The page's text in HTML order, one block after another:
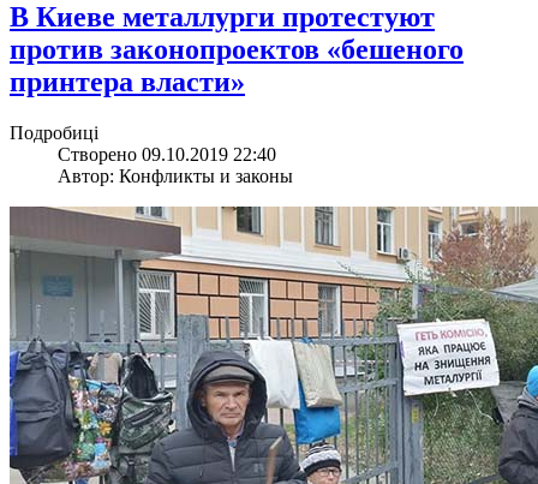
​В Киеве металлурги протестуют
против законопроектов «бешеного
принтера власти»
Подробиці
Створено 09.10.2019 22:40
Автор: Конфликты и законы